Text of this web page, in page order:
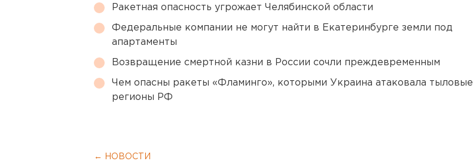
Ракетная опасность угрожает Челябинской области
Федеральные компании не могут найти в Екатеринбурге земли под
апартаменты
Возвращение смертной казни в России сочли преждевременным
Чем опасны ракеты «Фламинго», которыми Украина атаковала тыловые
регионы РФ
← НОВОСТИ